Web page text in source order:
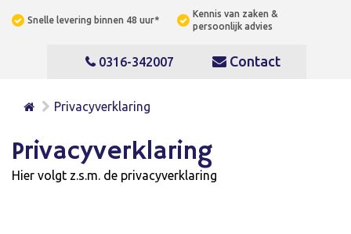
Snelle levering binnen 48 uur*
Kennis van zaken &
persoonlijk advies
0316-342007 Contact
Privacyverklaring
Privacyverklaring
Hier volgt z.s.m. de privacyverklaring